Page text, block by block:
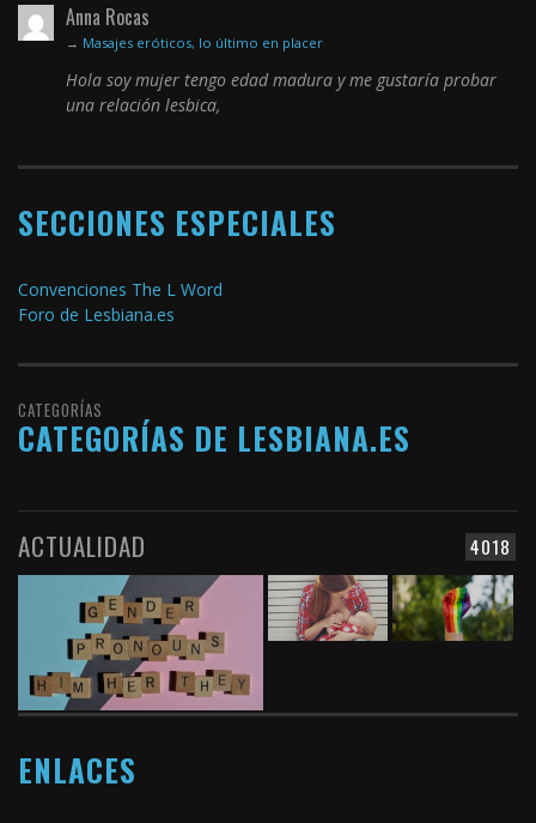
Anna Rocas
→ Masajes eróticos, lo último en placer
Hola soy mujer tengo edad madura y me gustaría probar
una relación lesbica,
SECCIONES ESPECIALES
Convenciones The L Word
Foro de Lesbiana.es
CATEGORÍAS
CATEGORÍAS DE LESBIANA.ES
4018
ACTUALIDAD
ENLACES